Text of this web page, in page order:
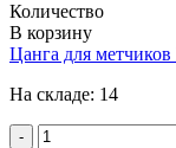
Количество
В корзину
Цанга для
На складе: 14
-